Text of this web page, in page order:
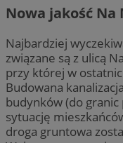
Nowa jakość Na
Najbardziej
związane są z ulicą
przy której w
Budowana
budynków (do
sytuację
droga gruntowa